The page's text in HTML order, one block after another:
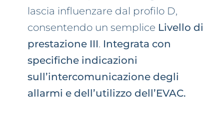
lascia influenzare dal profilo D,
consentendo un semplice Livello di
prestazione III. Integrata con
specifiche indicazioni
sull’intercomunicazione degli
allarmi e dell’utilizzo dell’EVAC.